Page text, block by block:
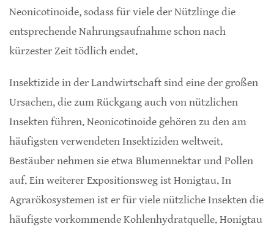
Neonicotinoide, sodass für viele der Nützlinge die
entsprechende Nahrungsaufnahme schon nach
kürzester Zeit tödlich endet.
Insektizide in der Landwirtschaft sind eine der großen
Ursachen, die zum Rückgang auch von nützlichen
Insekten führen. Neonicotinoide gehören zu den am
häufigsten verwendeten Insektiziden weltweit.
Bestäuber nehmen sie etwa Blumennektar und Pollen
auf. Ein weiterer Expositionsweg ist Honigtau. In
Agrarökosystemen ist er für viele nützliche Insekten die
häufigste vorkommende Kohlenhydratquelle. Honigtau